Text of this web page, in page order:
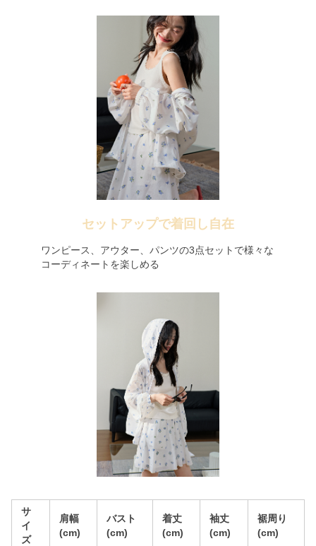
セットアップで着回し自在
ワンピース、アウター、パンツの3点セットで様々な
コーディネートを楽しめる
サ
イ
ズ
肩幅
(cm)
バスト
(cm)
着丈
(cm)
袖丈
(cm)
裾周り
(cm)